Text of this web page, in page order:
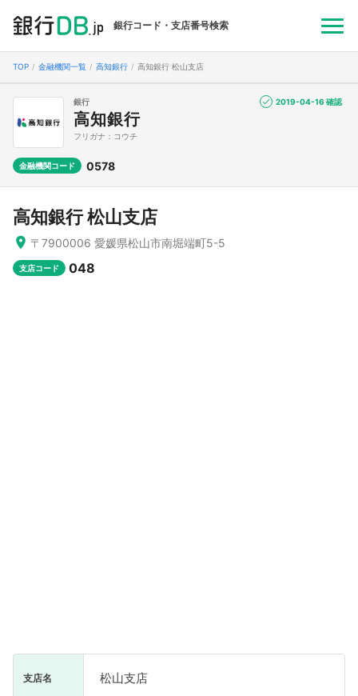
銀行コード・支店番号検索
TOP 金融機関一覧 高知銀行 高知銀行 松山支店
銀行
高知銀行
フリガナ：コウチ
金融機関コード 0578
2019-04-16 確認
高知銀行 松山支店
〒7900006 愛媛県松山市南堀端町5-5
支店コード 048
支店名 松山支店